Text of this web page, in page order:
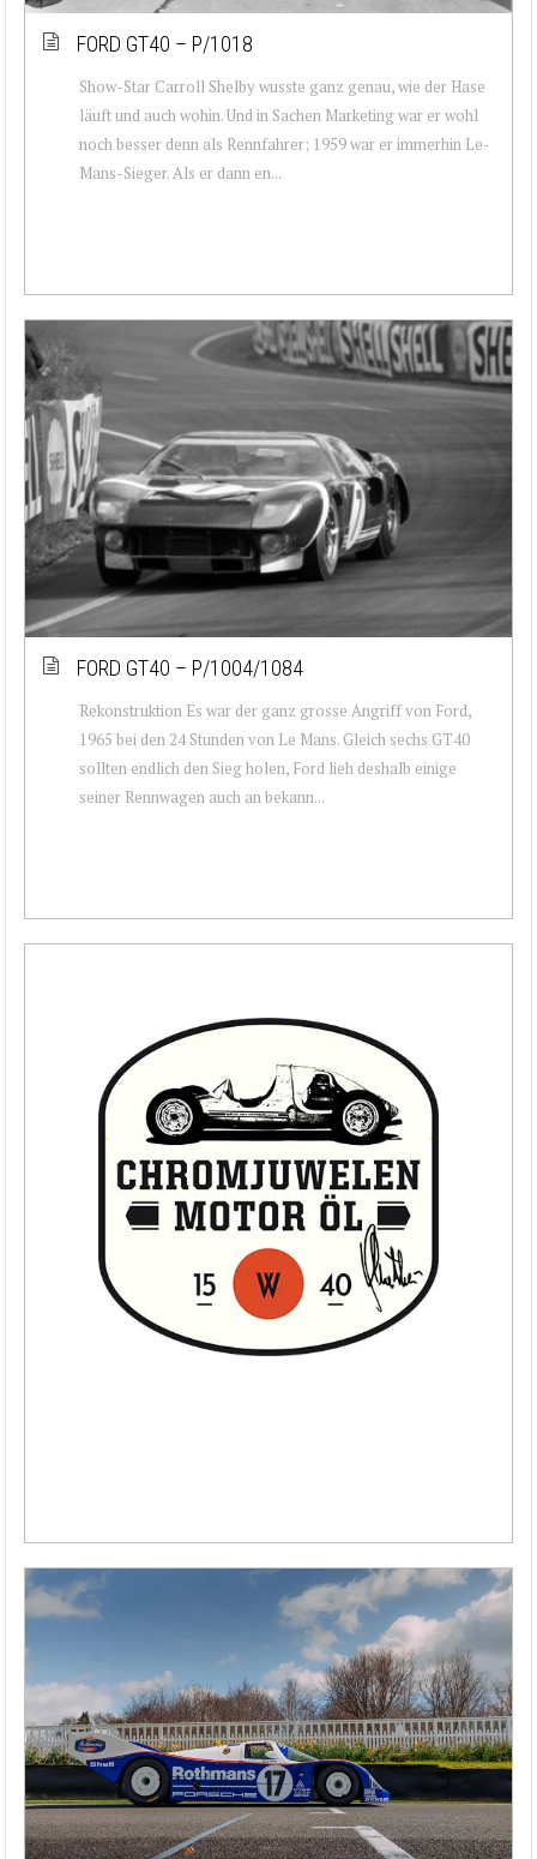
FORD GT40 – P/1018
Show-Star Carroll Shelby wusste ganz genau, wie der Hase
läuft und auch wohin. Und in Sachen Marketing war er wohl
noch besser denn als Rennfahrer; 1959 war er immerhin Le-
Mans-Sieger. Als er dann en...
FORD GT40 – P/1004/1084
Rekonstruktion Es war der ganz grosse Angriff von Ford,
1965 bei den 24 Stunden von Le Mans. Gleich sechs GT40
sollten endlich den Sieg holen, Ford lieh deshalb einige
seiner Rennwagen auch an bekann...